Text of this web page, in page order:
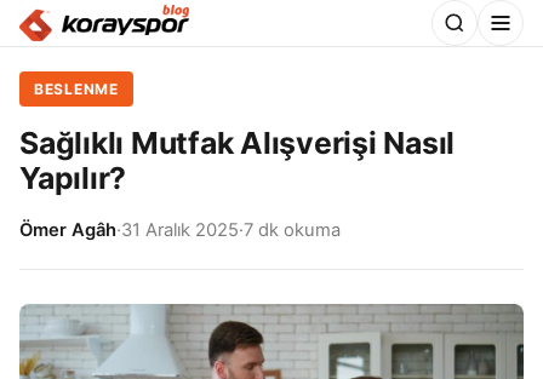
BESLENME
Sağlıklı Mutfak Alışverişi Nasıl
Yapılır?
Ömer Agâh·31 Aralık 2025·7 dk okuma